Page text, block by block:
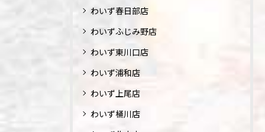
わいず春日部店
わいずふじみ野店
わいず東川口店
わいず浦和店
わいず上尾店
わいず桶川店